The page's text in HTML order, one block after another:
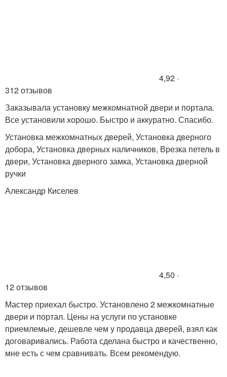
4,92 ·
312 отзывов
Заказывала установку межкомнатной двери и портала.
Все установили хорошо. Быстро и аккуратно. Спасибо.
Установка межкомнатных дверей, Установка дверного
добора, Установка дверных наличников, Врезка петель в
двери, Установка дверного замка, Установка дверной
ручки
Александр Киселев
4,50 ·
12 отзывов
Мастер приехал быстро. Установлено 2 межкомнатные
двери и портал. Цены на услуги по установке
приемлемые, дешевле чем у продавца дверей, взял как
договаривались. Работа сделана быстро и качественно,
мне есть с чем сравнивать. Всем рекомендую.